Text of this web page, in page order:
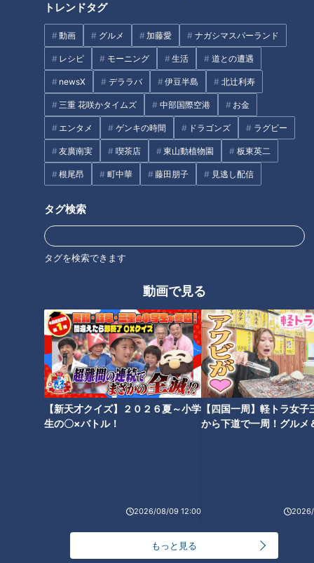
トレンドタグ
動画 グルメ 加藤愛 ナガシマスパーランド
レシピ モーニング 生活 道との遭遇
newsX デララバ 伊豆半島 北辻利寿
三重 花咲かタイムズ 中部国際空港 お金
エンタメ ゲンキの時間 ドラゴンズ ラグビー
友廣南実 喫茶店 東山動植物園 板東英二
根尾昂 町中華 藤田朋子 見逃し配信
タグ検索
タグを検索できます
動画で見る
【新天才クイズ】２０２６夏～小学
生の〇×バトル！
2026/08/09 12:00
【四国一周】軽トラ女子
から下道で一周！グルメ
もっと見る
『横浜でもいいの…』緒川たま
き（スジナシ）
ドラ5加藤翼投手、ドラ6三好大
倫外野手の素顔に迫る！
えなりかずき【スジナシ】「受
けて立たない！しばらく」当時
16歳の貫禄演技に心労の鶴瓶…
即興 vs 熟考 ハンデ付き大喜利
前編【若手 D 企画】
タグ
中日ドラゴンズ
ランキング